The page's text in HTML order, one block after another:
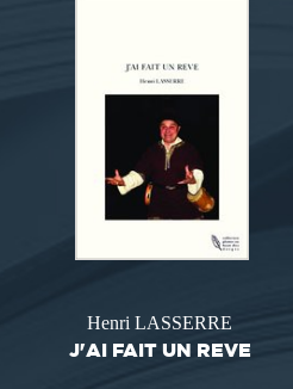
Henri LASSERRE
J'AI FAIT UN REVE